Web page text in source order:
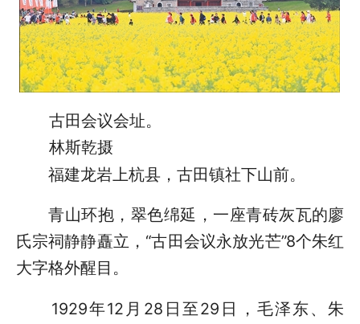
古田会议会址。
林斯乾摄
福建龙岩上杭县，古田镇社下山前。
青山环抱，翠色绵延，一座青砖灰瓦的廖
氏宗祠静静矗立，“古田会议永放光芒”8个朱红
大字格外醒目。
1929年12月28日至29日，毛泽东、朱